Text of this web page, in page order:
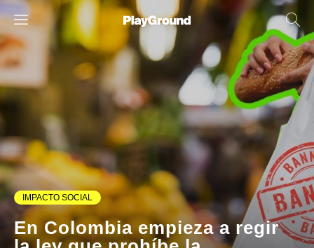
IMPACTO SOCIAL
En Colombia empieza a regir